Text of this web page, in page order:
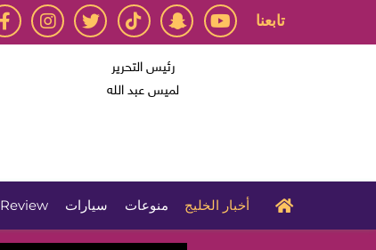
تابعنا
رئيس التحرير
لميس عبد الله
أخبار الخليج منوعات سيارات Review